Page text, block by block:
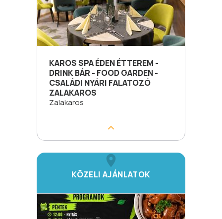
KAROS SPA ÉDEN ÉTTEREM -
DRINK BÁR - FOOD GARDEN -
CSALÁDI NYÁRI FALATOZÓ
ZALAKAROS
Zalakaros
KÖZELI AJÁNLATOK